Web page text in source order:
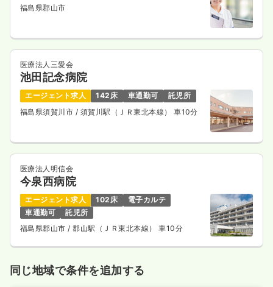
福島県郡山市
医療法人三愛会
池田記念病院
エージェント求人 142床 車通勤可
託児所
福島県須賀川市 / 須賀川駅（ＪＲ東北本線） 車10分
医療法人明信会
今泉西病院
エージェント求人 102床
電子カルテ
車通勤可
託児所
福島県郡山市/ 郡山駅（ＪＲ東北本線） 車10分
同じ地域で条件を追加する